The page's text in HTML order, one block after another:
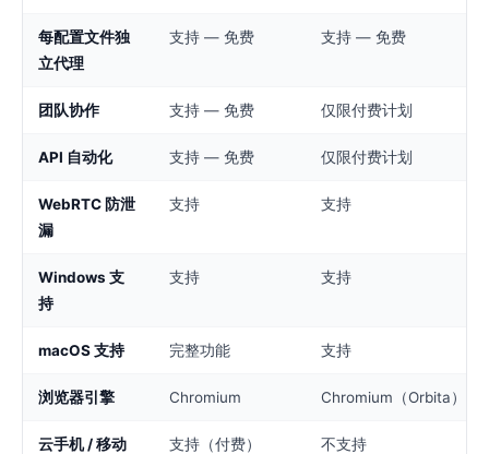
每配置文件独
立代理
支持 — 免费 支持 — 免费
团队协作 支持 — 免费 仅限付费计划
API 自动化 支持 — 免费 仅限付费计划
WebRTC 防泄
漏
支持 支持
Windows 支
持
支持 支持
macOS 支持 完整功能 支持
浏览器引擎 Chromium Chromium（Orbita）
云手机 / 移动
支持（付费） 不支持